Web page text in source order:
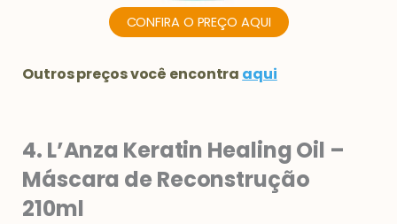
CONFIRA O PREÇO AQUI
Outros preços você encontra aqui
4. L’Anza Keratin Healing Oil –
Máscara de Reconstrução
210ml